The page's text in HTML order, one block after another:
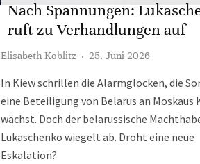
Nach Spannungen:
ruft zu Verhandlungen auf
Elisabeth Koblitz · 25. Juni 2026
In Kiew schrillen die Alarmglocken, die
eine Beteiligung von Belarus an Moskaus
wächst. Doch der belarussische
Lukaschenko wiegelt ab. Droht eine neue
Eskalation?